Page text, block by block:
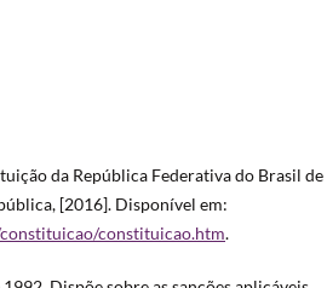
da República Federativa do Brasil de
[2016]. Disponível em:
constituicao.htm.